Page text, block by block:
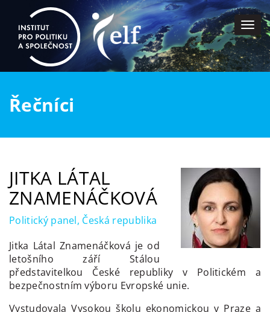
Řečníci
JITKA LÁTAL
ZNAMENÁČKOVÁ
Politický panel, Česká republika
Jitka Látal Znamenáčková je od
letošního září Stálou
představitelkou České republiky v Politickém a
bezpečnostním výboru Evropské unie.
Vystudovala Vysokou školu ekonomickou v Praze a